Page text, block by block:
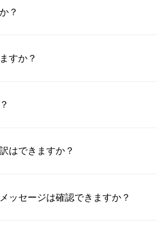
？
すか？
はできますか？
ッセージは確認できますか？